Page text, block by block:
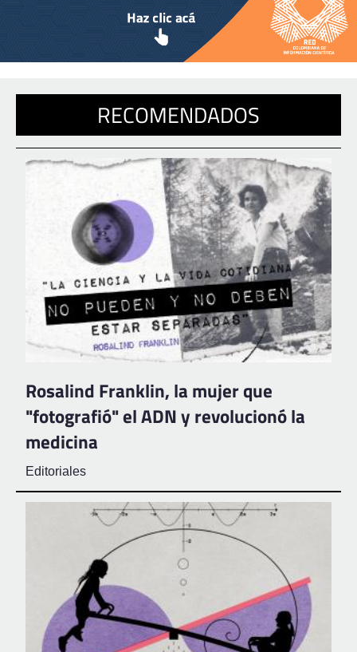
RECOMENDADOS
Rosalind Franklin, la mujer que
"fotografió" el ADN y revolucionó la
medicina
Editoriales